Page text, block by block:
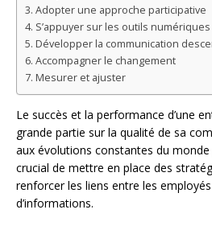
Adopter une approche participative
S’appuyer sur les outils numériques
Développer la communication
Accompagner le changement
Mesurer et ajuster
Le succès et la performance d’une
grande partie sur la qualité de sa
aux évolutions constantes du
crucial de mettre en place des
renforcer les liens entre les
d’informations.